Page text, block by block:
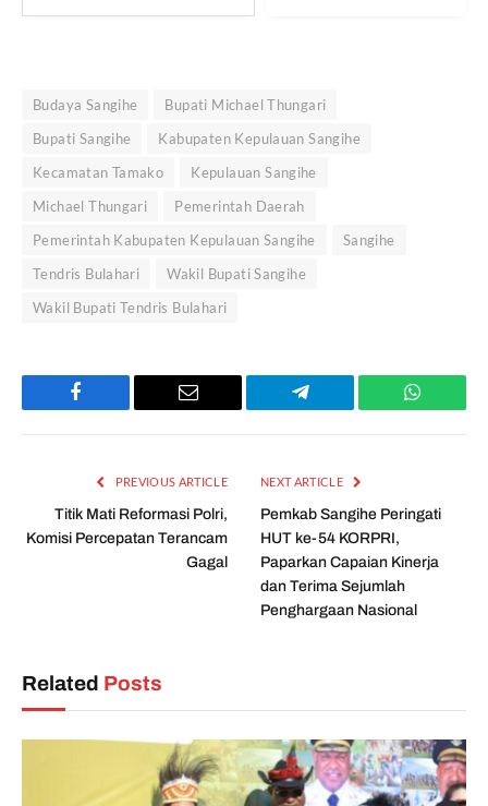
Budaya Sangihe
Bupati Michael Thungari
Bupati Sangihe
Kabupaten Kepulauan Sangihe
Kecamatan Tamako
Kepulauan Sangihe
Michael Thungari
Pemerintah Daerah
Pemerintah Kabupaten Kepulauan Sangihe
Sangihe
Tendris Bulahari
Wakil Bupati Sangihe
Wakil Bupati Tendris Bulahari
Facebook Email Telegram
PREVIOUS ARTICLE
Titik Mati Reformasi Polri,
Komisi Percepatan Terancam
Gagal
NEXT ARTICLE
Pemkab Sangihe Peringati
HUT ke-54 KORPRI,
Paparkan Capaian Kinerja
dan Terima Sejumlah
Penghargaan Nasional
Related Posts